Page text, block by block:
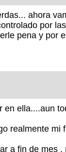
ahora
por
pena y por
ella....aun
realmente mi
a fin de mes